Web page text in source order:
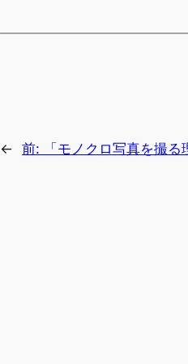
← 前: 「モノクロ写真を撮る